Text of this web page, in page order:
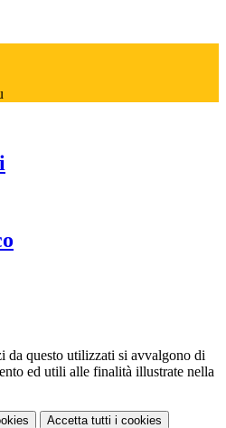
da questo utilizzati si avvalgono di
ed utili alle finalità illustrate nella
Accetta tutti i cookies